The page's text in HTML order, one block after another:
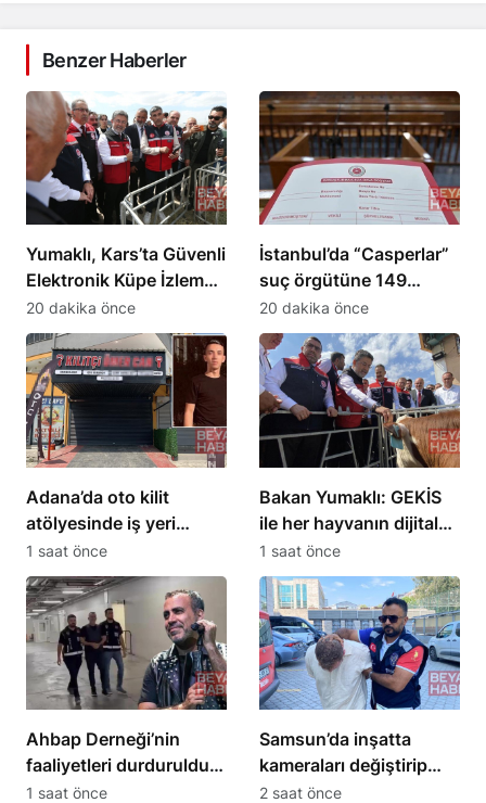
Benzer Haberler
Yumaklı, Kars’ta Güvenli
Elektronik Küpe İzleme
Sistemi’ni tanıttı
20 dakika önce
İstanbul’da “Casperlar”
suç örgütüne 149
şüpheli hakkında dava
açıldı
20 dakika önce
Adana’da oto kilit
atölyesinde iş yeri
sahibi ve kadın ölü
bulundu
1 saat önce
Bakan Yumaklı: GEKİS
ile her hayvanın dijital
kimliği olacak
1 saat önce
Ahbap Derneği’nin
faaliyetleri durduruldu,
yönetimine kayyım
1 saat önce
Samsun’da inşatta
kameraları değiştirip
650 bin liralık kablo
2 saat önce